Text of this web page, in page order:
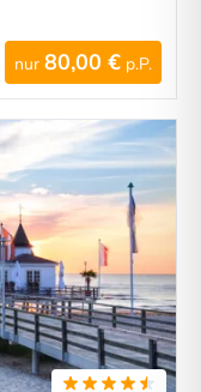
nur 80,00 € p.P.